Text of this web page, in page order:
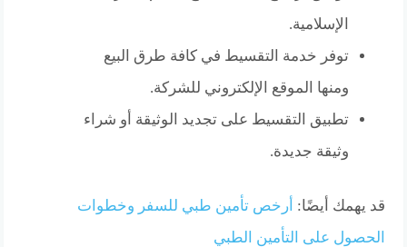
الإسلامية.
توفر خدمة التقسيط في كافة طرق البيع
ومنها الموقع الإلكتروني للشركة.
تطبيق التقسيط على تجديد الوثيقة أو شراء
وثيقة جديدة.
قد يهمك أيضًا: أرخص تأمين طبي للسفر وخطوات
الحصول على التأمين الطبي